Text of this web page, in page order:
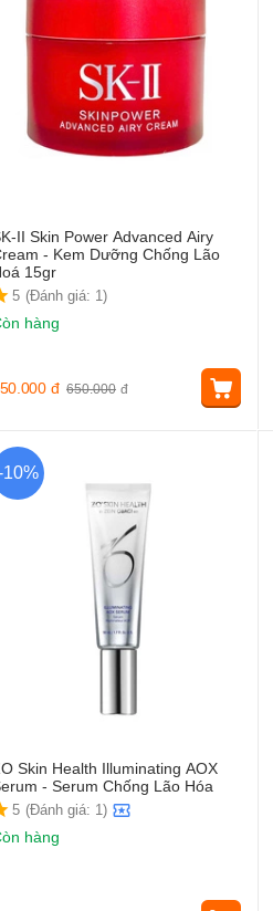
II Skin Power Advanced Airy
- Kem Dưỡng Chống Lão
15gr
5 (Đánh giá: 1)
hàng
650.000 đ
đ
10%
Skin Health Illuminating AOX
- Serum Chống Lão Hóa
5 (Đánh giá: 1)
hàng